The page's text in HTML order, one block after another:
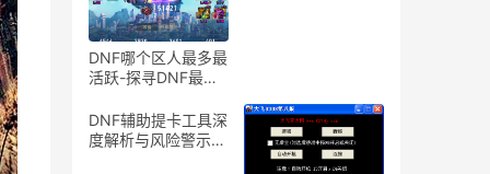
DNF哪个区人最多最
活跃-探寻DNF最热
游戏天堂
DNF辅助提卡工具深
度解析与风险警示-